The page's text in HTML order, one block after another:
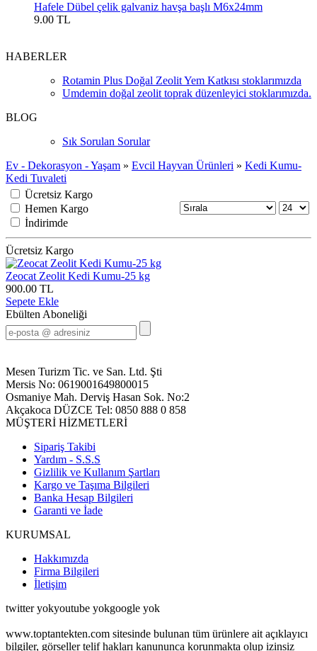
Hafele Dübel çelik galvaniz havşa başlı M6x24mm
9.00 TL
HABERLER
Rotamin Plus Doğal Zeolit Yem Katkısı stoklarımızda
Umdemin doğal zeolit toprak düzenleyici stoklarımızda.
BLOG
Sık Sorulan Sorular
Ev - Dekorasyon - Yaşam » Evcil Hayvan Ürünleri » Kedi Kumu-
Kedi Tuvaleti
Ücretsiz Kargo
Hemen Kargo
İndirimde
Ücretsiz Kargo
Zeocat Zeolit Kedi Kumu-25 kg
900.00 TL
Sepete Ekle
Ebülten Aboneliği
Mesen Turizm Tic. ve San. Ltd. Şti
Mersis No: 0619001649800015
Osmaniye Mah. Derviş Hasan Sok. No:2
Akçakoca DÜZCE Tel: 0850 888 0 858
MÜŞTERİ HİZMETLERİ
Sipariş Takibi
Yardım - S.S.S
Gizlilik ve Kullanım Şartları
Kargo ve Taşıma Bilgileri
Banka Hesap Bilgileri
Garanti ve İade
KURUMSAL
Hakkımızda
Firma Bilgileri
İletişim
twitter yokyoutube yokgoogle yok
www.toptantekten.com sitesinde bulunan tüm ürünlere ait açıklayıcı
bilgiler, görseller telif hakları kanununca korunmakta olup izinsiz